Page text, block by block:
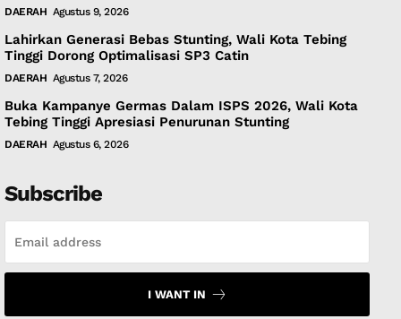
DAERAH Agustus 9, 2026
Lahirkan Generasi Bebas Stunting, Wali Kota Tebing
Tinggi Dorong Optimalisasi SP3 Catin
DAERAH Agustus 7, 2026
Buka Kampanye Germas Dalam ISPS 2026, Wali Kota
Tebing Tinggi Apresiasi Penurunan Stunting
DAERAH Agustus 6, 2026
Subscribe
I WANT IN